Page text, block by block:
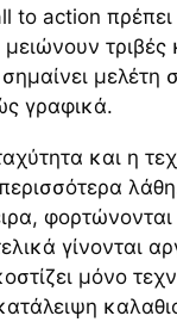
to action πρέπει
τριβές
μελέτη
γραφικά.
και η
φορτώνονται
γίνονται
μόνο